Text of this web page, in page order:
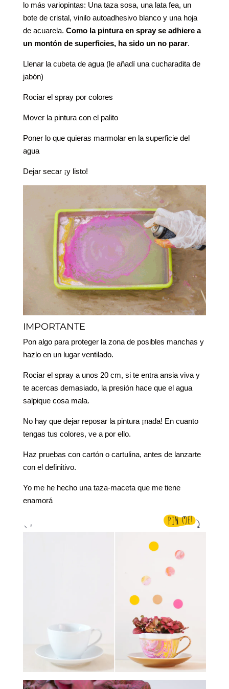
lo más variopintas: Una taza sosa, una lata fea, un
bote de cristal, vinilo autoadhesivo blanco y una hoja
de acuarela. Como la pintura en spray se adhiere a
un montón de superficies, ha sido un no parar.
Llenar la cubeta de agua (le añadí una cucharadita de
jabón)
Rociar el spray por colores
Mover la pintura con el palito
Poner lo que quieras marmolar en la superficie del
agua
Dejar secar ¡y listo!
IMPORTANTE
Pon algo para proteger la zona de posibles manchas y
hazlo en un lugar ventilado.
Rociar el spray a unos 20 cm, si te entra ansia viva y
te acercas demasiado, la presión hace que el agua
salpique cosa mala.
No hay que dejar reposar la pintura ¡nada! En cuanto
tengas tus colores, ve a por ello.
Haz pruebas con cartón o cartulina, antes de lanzarte
con el definitivo.
Yo me he hecho una taza-maceta que me tiene
enamorá